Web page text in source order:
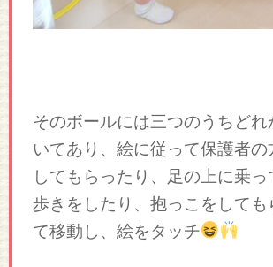
そのボールには三つのうちどれ
いてあり、絵に従って保護者の
してもらったり、足の上に乗っ
歩きをしたり、抱っこをしても
て移動し、絵をタッチ